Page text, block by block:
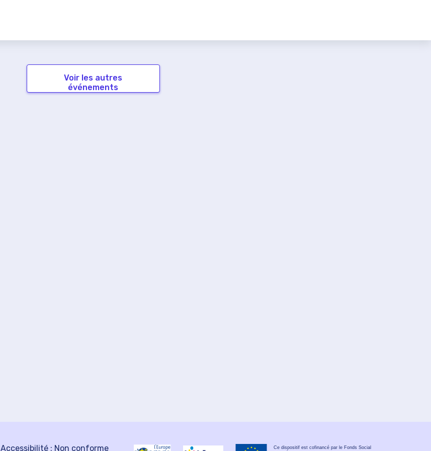
Voir les autres
événements
Accessibilité : Non conforme
Ce dispositif est cofinancé par le Fonds Social